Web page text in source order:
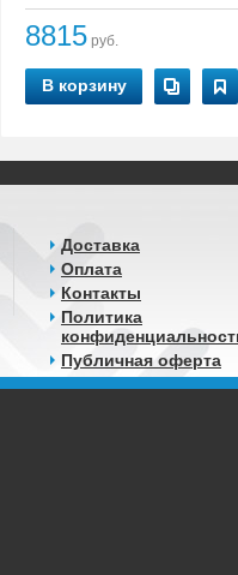
8815 руб.
В корзину
Доставка
Оплата
Контакты
Политика
Публичная оферта